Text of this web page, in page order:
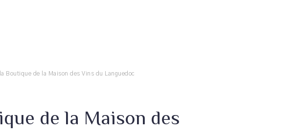
Boutique de la Maison des Vins du Languedoc
de la Maison des